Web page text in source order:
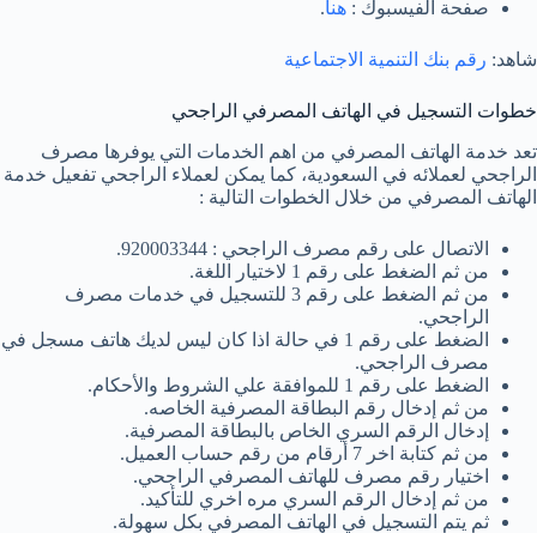
صفحة الفيسبوك : هنا.
شاهد: رقم بنك التنمية الاجتماعية
خطوات التسجيل في الهاتف المصرفي الراجحي
تعد خدمة الهاتف المصرفي من اهم الخدمات التي يوفرها مصرف
الراجحي لعملائه في السعودية، كما يمكن لعملاء الراجحي تفعيل خدمة
الهاتف المصرفي من خلال الخطوات التالية :
الاتصال على رقم مصرف الراجحي : 920003344.
من ثم الضغط على رقم 1 لاختيار اللغة.
من ثم الضغط على رقم 3 للتسجيل في خدمات مصرف
الراجحي.
الضغط على رقم 1 في حالة اذا كان ليس لديك هاتف مسجل في
مصرف الراجحي.
الضغط على رقم 1 للموافقة علي الشروط والأحكام.
من ثم إدخال رقم البطاقة المصرفية الخاصه.
إدخال الرقم السري الخاص بالبطاقة المصرفية.
من ثم كتابة اخر 7 أرقام من رقم حساب العميل.
اختيار رقم مصرف للهاتف المصرفي الراجحي.
من ثم إدخال الرقم السري مره اخري للتأكيد.
ثم يتم التسجيل في الهاتف المصرفي بكل سهولة.